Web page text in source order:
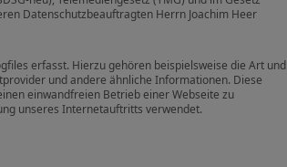
Datenschutzbeauftragten Herrn Joachim Heer
erfasst. Hierzu gehören beispielsweise die Art und
und andere ähnliche Informationen. Diese
einwandfreien Betrieb einer Webseite zu
unseres Internetauftritts verwendet.